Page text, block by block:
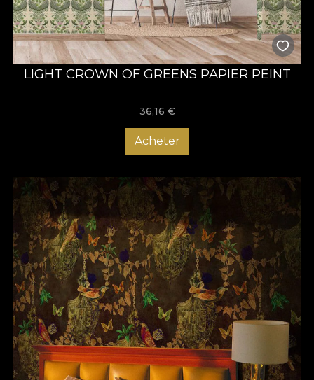
LIGHT CROWN OF GREENS PAPIER PEINT
36,16 €
Acheter